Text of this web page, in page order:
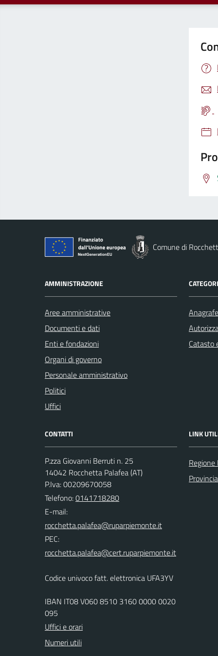
Comune di
AMMINISTRAZIONE
Aree amministrative
Documenti e dati
Enti e fondazioni
Organi di governo
Personale amministrativo
Politici
Uffici
Catasto
CONTATTI
P.zza Giovanni Berruti n. 25
14042 Rocchetta Palafea (AT)
P.Iva: 00209670058
Telefono:0141718280
E-mail:
PEC:
Codice univoco fatt. elettronica UFA3YV
IBAN IT08 V060 8510 3160 0000 0020
095
Uffici e orari
Numeri utili
LINK